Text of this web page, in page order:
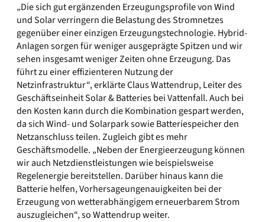
„Die sich gut ergänzenden Erzeugungsprofile von Wind
und Solar verringern die Belastung des Stromnetzes
gegenüber einer einzigen Erzeugungstechnologie. Hybrid-
Anlagen sorgen für weniger ausgeprägte Spitzen und wir
sehen insgesamt weniger Zeiten ohne Erzeugung. Das
führt zu einer effizienteren Nutzung der
Netzinfrastruktur“, erklärte Claus Wattendrup, Leiter des
Geschäftseinheit Solar & Batteries bei Vattenfall. Auch bei
den Kosten kann durch die Kombination gespart werden,
da sich Wind- und Solarpark sowie Batteriespeicher den
Netzanschluss teilen. Zugleich gibt es mehr
Geschäftsmodelle. „Neben der Energieerzeugung können
wir auch Netzdienstleistungen wie beispielsweise
Regelenergie bereitstellen. Darüber hinaus kann die
Batterie helfen, Vorhersageungenauigkeiten bei der
Erzeugung von wetterabhängigem erneuerbarem Strom
auszugleichen“, so Wattendrup weiter.